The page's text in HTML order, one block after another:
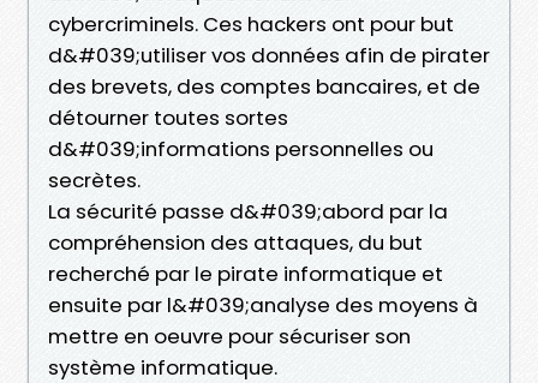
cybercriminels. Ces hackers ont pour but
d&#039;utiliser vos données afin de pirater
des brevets, des comptes bancaires, et de
détourner toutes sortes
d&#039;informations personnelles ou
secrètes.
La sécurité passe d&#039;abord par la
compréhension des attaques, du but
recherché par le pirate informatique et
ensuite par l&#039;analyse des moyens à
mettre en oeuvre pour sécuriser son
système informatique.